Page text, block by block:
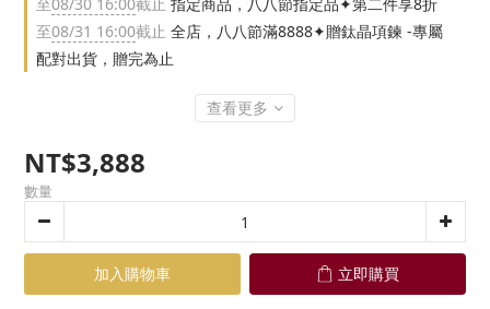
至08/31 16:00截止 全店，八八節滿8888✦贈鈦晶項鍊 -專屬
配對出貨，贈完為止
查看更多
NT$3,888
數量
加入購物車 立即購買